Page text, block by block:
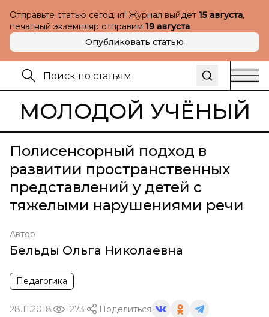
Отправьте статью сегодня! Журнал выйдет 15 августа,
печатный экземпляр отправим 19 августа
Опубликовать статью
МОЛОДОЙ УЧЁНЫЙ
Полисенсорный подход в
развитии пространственных
представлений у детей с
тяжелыми нарушениями речи
Автор
Бельды Ольга Николаевна
Педагогика
28.11.2018 1273 Поделиться